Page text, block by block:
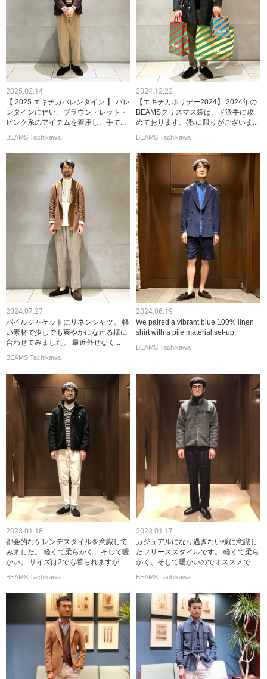
2025.02.14
【 2025 エキチカバレンタイン 】 バレ
ンタインに伴い、ブラウン・レッド・
ピンク系のアイテムを着用し、手で...
BEAMS Tachikawa
2024.12.22
【エキチカホリデー2024】 2024年の
BEAMSクリスマス袋は、ド派手に攻
めております。(数に限りがございま...
BEAMS Tachikawa
2024.07.27
パイルジャケットにリネンシャツ。 軽
い素材で少しでも爽やかになれる様に
合わせてみました。 最近外せなく...
BEAMS Tachikawa
2024.06.19
We paired a vibrant blue 100% linen
shirt with a pile material set-up.
BEAMS Tachikawa
2023.01.18
都会的なゲレンデスタイルを意識して
みました。 軽くて柔らかく、そして暖
かい。 サイズは2でも着られますが...
BEAMS Tachikawa
2023.01.17
カジュアルになり過ぎない様に意識し
たフリーススタイルです。 軽くて柔ら
かく、そして暖かいのでオススメで...
BEAMS Tachikawa